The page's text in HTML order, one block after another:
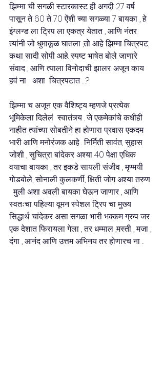
झिम्मा ची सगळी स्टारकास्ट ही अगदी 27 वर्ष
पासून ते 60 ते 70 ऐंशी च्या सगळ्या 7 बायका , हे
इंग्लन्ड ला ट्रिप ला एकत्र येतात , आणि नंतर
त्यांनी जो धुमाकूळ घातला ,तो आहे झिम्मा चित्रपट.
कथा सादी सोपी आहे. स्पष्ट भाषेत बोले जाणारे
संवाद , आणि त्याला विनोदाची झालर. अजून काय
हवं ना   अशा  चित्रपटात …?
झिम्मा च अजून एक वैशिष्ट्य म्हणजे प्रत्येक
भूमिकेला दिलेलं  स्वातंत्र्य . जे एकमेकांचे कधीही
नाहीत त्यांच्या सोबतीने हा होणारा प्रवास एकदम
भारी आणि मनोरंजक आहे . निर्मिती सावंत, सुहास
जोशी , सुचित्रा बांदेकर अश्या 40 पेक्षा एधिक
वयाचा बायका , तर इकडे सायली संजीव , मृण्मयी
गोडबोले, सोनाली कुलकर्णी, क्षिती जोग अश्या तरुण
  मुली अशा अवली बायका घेऊन जाणार , आणि
स्वतःचा पहिल्या वूमन स्पेशल ट्रिप चा मुख्य
सिद्धार्थ चांदेकर असा सगळा भारी भक्कम ग्रुप जर
एक देशात फिरायला गेला , तर धम्माल ,मस्ती , मजा ,
दंगा , आनंद आणि उत्तम अभिनय तर होणारच ना ...